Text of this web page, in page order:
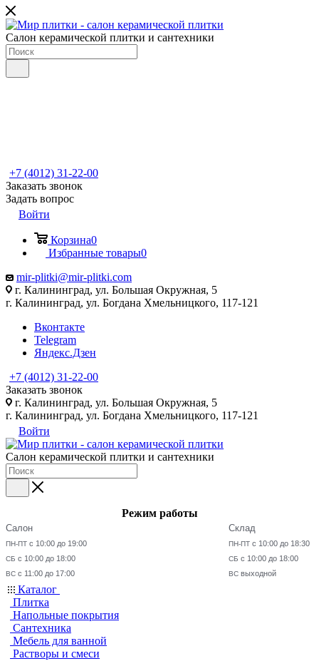
Салон керамической плитки и сантехники
+7 (4012) 31-22-00
Заказать звонок
Задать вопрос
Войти
Корзина0
Избранные товары0
mir-plitki@mir-plitki.com
г. Калининград, ул. Большая Окружная, 5
г. Калининград, ул. Богдана Хмельницкого, 117-121
Вконтакте
Telegram
Яндекс.Дзен
+7 (4012) 31-22-00
Заказать звонок
г. Калининград, ул. Большая Окружная, 5
г. Калининград, ул. Богдана Хмельницкого, 117-121
Войти
Салон керамической плитки и сантехники
Режим работы
Салон
ПН-ПТ с 10:00 до 19:00
СБ с 10:00 до 18:00
ВС с 11:00 до 17:00
Склад
ПН-ПТ с 10:00 до 18:30
СБ с 10:00 до 18:00
ВС выходной
Каталог
Плитка
Напольные покрытия
Сантехника
Мебель для ванной
Растворы и смеси